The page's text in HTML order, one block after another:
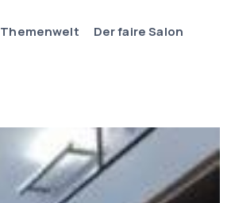
Themenwelt Der faire Salon